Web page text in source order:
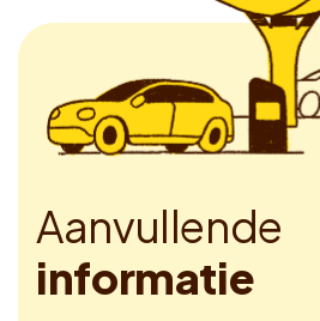
Aanvullende
informatie